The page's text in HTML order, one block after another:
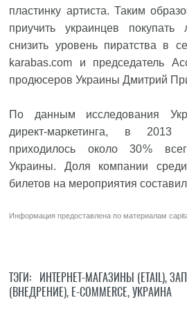
пластинку артиста. Таким
приучить украинцев
снизить уровень пиратства в
karabas.com и председатель
продюсеров Украины Дмитрий
По данным исследования
директ-маркетинга, в
приходилось около 30 %
Украины. Доля компании среди
билетов на мероприятия
Информация предоставлена по материалам
ТЭГИ: ИНТЕРНЕТ-МАГАЗИНЫ (ETAIL),
(ВНЕДРЕНИЕ), E-COMMERCE,УКРАИНА